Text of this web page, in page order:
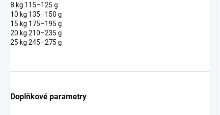
8 kg 115–125 g
10 kg 135–150 g
15 kg 175–195 g
20 kg 210–235 g
25 kg 245–275 g
Doplňkové parametry